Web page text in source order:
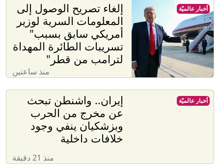
إلغاء تصريح الوصول إلى
المعلومات السرية لوزير
أمريكي سابق بسبب"
تسريبات الطائرة المهداة
لترامب من قطر"
منذ ساعتين
أخبار عالميّة
إيران.. واشنطن تبحث
عن مخرج من الحرب
وبزشكيان ينفي وجود
خلافات داخلية
منذ 21 دقيقة
أخبار عالميّة